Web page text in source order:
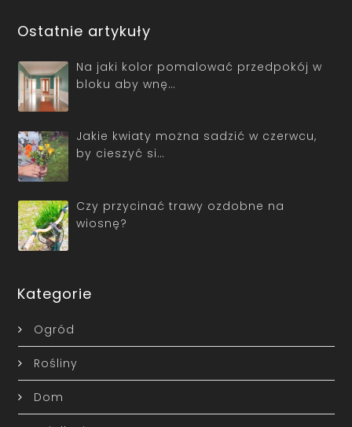
Ostatnie artykuły
Na jaki kolor pomalować przedpokój w
bloku aby wnę…
Jakie kwiaty można sadzić w czerwcu,
by cieszyć si…
Czy przycinać trawy ozdobne na
wiosnę?
Kategorie
Ogród
Rośliny
Dom